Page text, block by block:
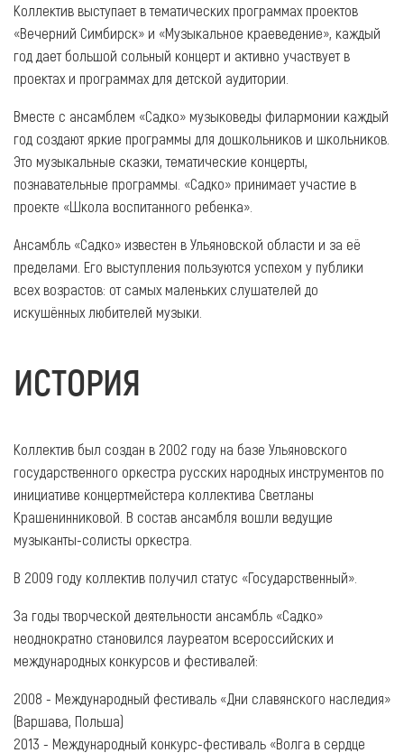
Коллектив выступает в тематических программах проектов
«Вечерний Симбирск» и «Музыкальное краеведение», каждый
год дает большой сольный концерт и активно участвует в
проектах и программах для детской аудитории.
Вместе с ансамблем «Садко» музыковеды филармонии каждый
год создают яркие программы для дошкольников и школьников.
Это музыкальные сказки, тематические концерты,
познавательные программы. «Садко» принимает участие в
проекте «Школа воспитанного ребенка».
Ансамбль «Садко» известен в Ульяновской области и за её
пределами. Его выступления пользуются успехом у публики
всех возрастов: от самых маленьких слушателей до
искушённых любителей музыки.
ИСТОРИЯ
Коллектив был создан в 2002 году на базе Ульяновского
государственного оркестра русских народных инструментов по
инициативе концертмейстера коллектива Светланы
Крашенинниковой. В состав ансамбля вошли ведущие
музыканты-солисты оркестра.
В 2009 году коллектив получил статус «Государственный».
За годы творческой деятельности ансамбль «Садко»
неоднократно становился лауреатом всероссийских и
международных конкурсов и фестивалей:
2008 - Международный фестиваль «Дни славянского наследия»
(Варшава, Польша)
2013 - Международный конкурс-фестиваль «Волга в сердце